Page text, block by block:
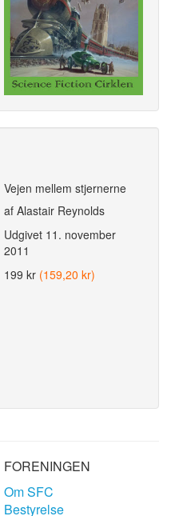
Vejen mellem stjernerne
af Alastair Reynolds
Udgivet 11. november
2011
199 kr (159,20 kr)
FORENINGEN
Om SFC
Bestyrelse